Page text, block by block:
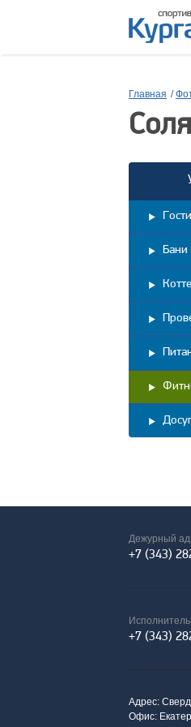
Главная /
Бани
Дежурный
+7 (343)
+7 (343)
Адрес:
Офис: